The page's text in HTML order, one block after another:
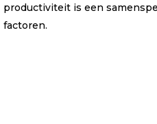
productiviteit is een
factoren.